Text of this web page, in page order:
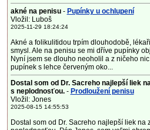
akné na penisu- Pupínky u ochlupení
Vložil: Luboš
2025-11-29 18:24:24
Akné a folikulitidou trpím dlouhodobě,
smysl. Ale na penisu se mi dříve pupínky
Nyní jsem se dlouho neoholil a z ničeho
pupínek s lehce červeným oko...
Dostal som od Dr. Sacreho najlepší liek
s neplodnosťou.- Prodloužení penisu
Vložil: Jones
2025-08-15 14:55:53
Dostal som od Dr. Sacreho najlepší liek